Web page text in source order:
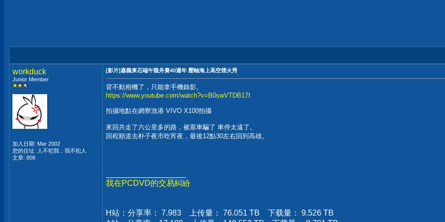
workduck
Junior Member
加入日期: Mar 2002
您的住址: 人不犯我，我不犯人
文章: 808
[影片]嘉義東石端午龍舟賽40週年 壓軸海上高空煙火秀
背不動相機了，只能拿手機錄影。
https://www.youtube.com/watch?v=B0swVTDB17I
拍攝地點在網寮漁港 VIVO X100拍攝
來回共走了六公里多的路，被塞車騙了 車停太遠了。
回程順道去朴子夜市吃宵夜，最後12點30左右回到高雄。
我在PCDVD的交易糾紛
H站：分享率： 7.983 上传量： 76.051 TB 下载量： 9.526 TB